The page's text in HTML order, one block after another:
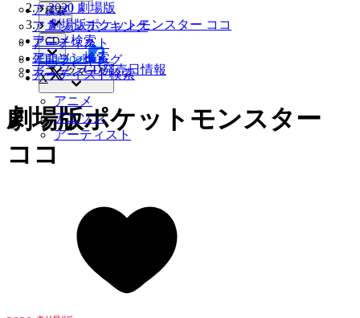
アニメ
アニソンランキング
アーティスト
年間ランキング
検索
アニメ検索
アニソン検索
アーティスト検索
CD
アニソンCD発売日情報
ブックマーク
アニメ
アニソン
アーティスト
2020 劇場版
劇場版ポケットモンスター ココ
Facebook
X
劇場版ポケットモンスター
ココ